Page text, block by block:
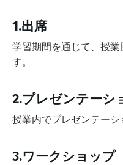
1.出席
学習期間を通じて、授
す。
2.プレゼンテーシ
授業内でプレゼンテーシ
3.ワークショップ